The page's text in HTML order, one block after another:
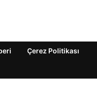
Çerez Politikası